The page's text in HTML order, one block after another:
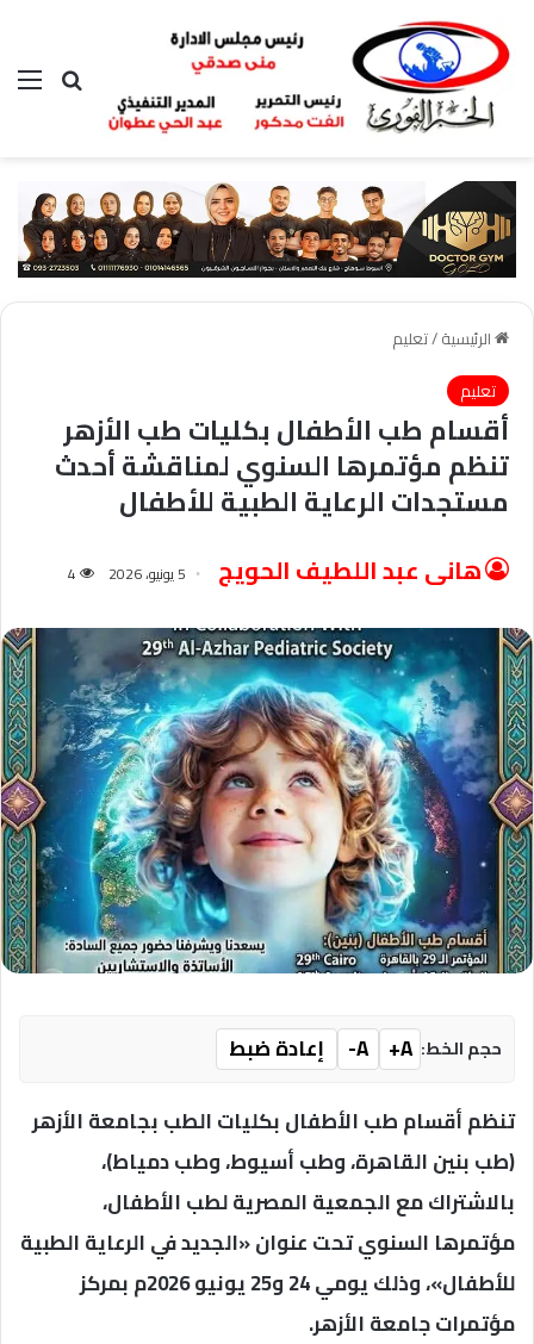
بحث عن
الرئيسية/تعليم
تعليم
أقسام طب الأطفال بكليات طب الأزهر
تنظم مؤتمرها السنوي لمناقشة أحدث
مستجدات الرعاية الطبية للأطفال
هانى عبد اللطيف الحويج 5 يونيو، 2026 4
حجم الخط: A+
A-
إعادة ضبط
تنظم أقسام طب الأطفال بكليات الطب بجامعة الأزهر
(طب بنين القاهرة، وطب أسيوط، وطب دمياط)،
بالاشتراك مع الجمعية المصرية لطب الأطفال،
مؤتمرها السنوي تحت عنوان «الجديد في الرعاية الطبية
للأطفال»، وذلك يومي 24 و25 يونيو 2026م بمركز
مؤتمرات جامعة الأزهر.